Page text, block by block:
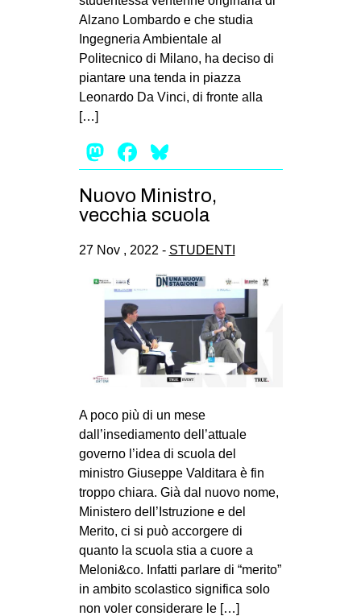
Alzano Lombardo e che studia
Ingegneria Ambientale al
Politecnico di Milano, ha deciso di
piantare una tenda in piazza
Leonardo Da Vinci, di fronte alla
[…]
Mastodon
Facebook
Nuovo Ministro,
vecchia scuola
27 Nov , 2022 - STUDENTI
A poco più di un mese
dall’insediamento dell’attuale
governo l’idea di scuola del
ministro Giuseppe Valditara è fin
troppo chiara. Già dal nuovo nome,
Ministero dell’Istruzione e del
Merito, ci si può accorgere di
quanto la scuola stia a cuore a
Meloni&co. Infatti parlare di “merito”
in ambito scolastico significa solo
non voler considerare le […]